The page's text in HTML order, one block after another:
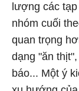
lượng các
nhóm cuối
quan trọng
dạng "ăn
báo... Một ý